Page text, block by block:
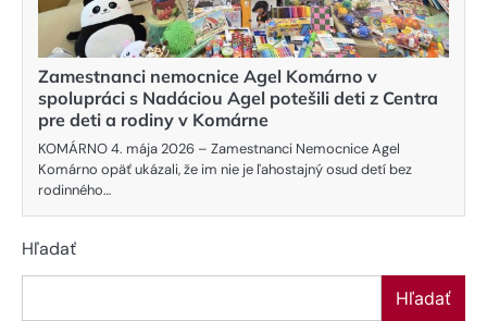
Zamestnanci nemocnice Agel Komárno v
spolupráci s Nadáciou Agel potešili deti z Centra
pre deti a rodiny v Komárne
KOMÁRNO 4. mája 2026 – Zamestnanci Nemocnice Agel
Komárno opäť ukázali, že im nie je ľahostajný osud detí bez
rodinného…
Hľadať
Hľadať